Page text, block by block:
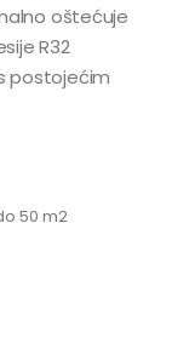
oštećuje
R32
postojećim
50 m2